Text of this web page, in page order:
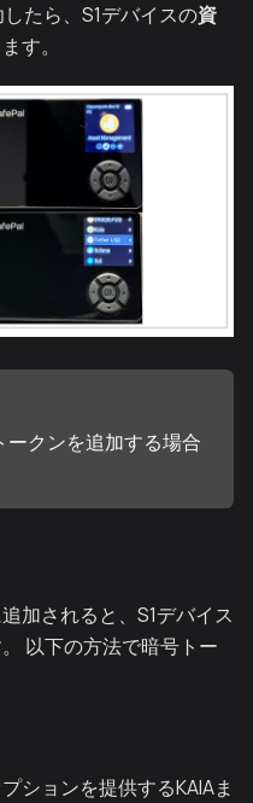
たら、S1デバイスの資
す。
クンを追加する場合
加されると、S1デバイス
以下の方法で暗号トー
ションを提供するKAIAま